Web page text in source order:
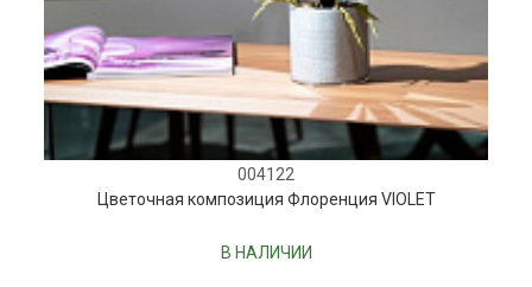
004122
Цветочная композиция Флоренция VIOLET
В НАЛИЧИИ